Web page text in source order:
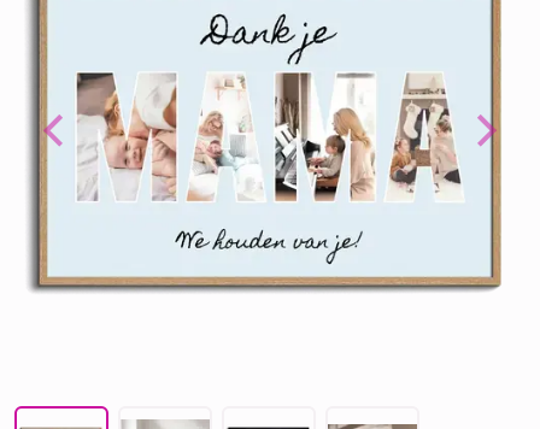
Previous Next